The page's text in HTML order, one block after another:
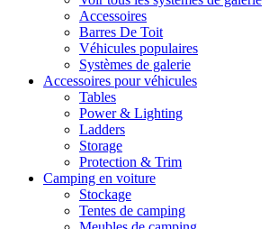
Accessoires
Barres De Toit
Véhicules populaires
Systèmes de galerie
Accessoires pour véhicules
Tables
Power & Lighting
Ladders
Storage
Protection & Trim
Camping en voiture
Stockage
Tentes de camping